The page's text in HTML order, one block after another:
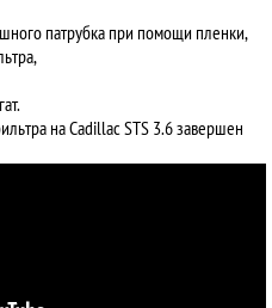
патрубка при помощи пленки,
на Cadillac STS 3.6 завершен